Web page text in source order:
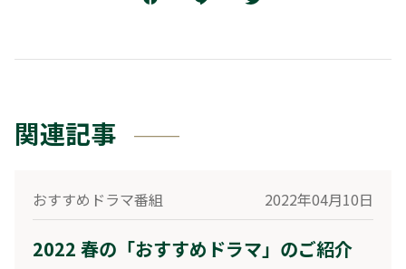
関連記事
おすすめドラマ番組 2022年04月10日
2022 春の「おすすめドラマ」のご紹介